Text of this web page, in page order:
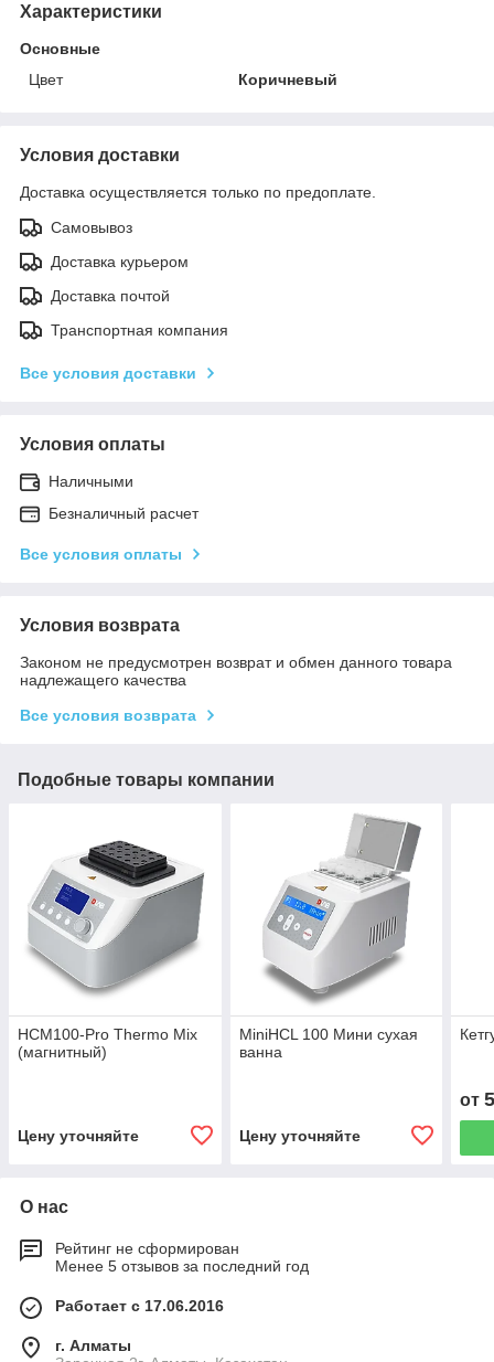
Характеристики
Основные
Цвет
Коричневый
Условия доставки
Доставка осуществляется только по предоплате.
Самовывоз
Доставка курьером
Доставка почтой
Транспортная компания
Все условия доставки
Условия оплаты
Наличными
Безналичный расчет
Все условия оплаты
Условия возврата
Законом не предусмотрен возврат и обмен данного товара
надлежащего качества
Все условия возврата
Подобные товары компании
HCM100-Pro Thermo Mix
(магнитный)
Цену уточняйте
MiniHCL 100 Мини сухая
ванна
Цену уточняйте
от
О нас
Рейтинг не сформирован
Менее 5 отзывов за последний год
Работает с 17.06.2016
г. Алматы